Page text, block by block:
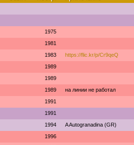
1975
1981
1983 https://flic.kr/p/Cr9qeQ
1989
1989
1989 на линии не работал
1991
1991
1994 A Autogranadina (GR)
1996